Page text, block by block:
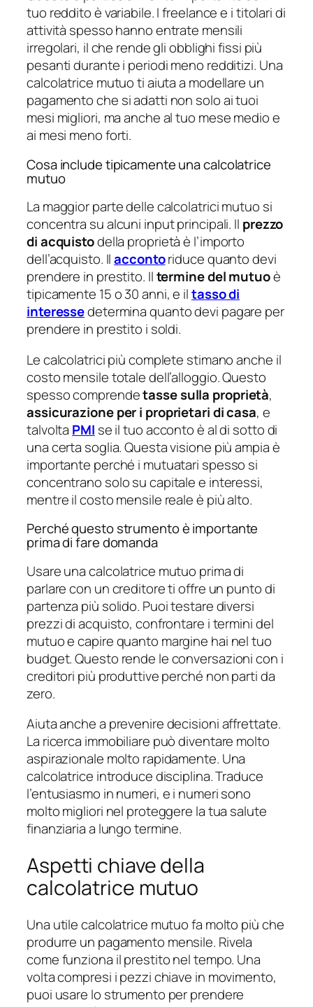
tuo reddito è variabile. I freelance e i titolari di
attività spesso hanno entrate mensili
irregolari, il che rende gli obblighi fissi più
pesanti durante i periodi meno redditizi. Una
calcolatrice mutuo ti aiuta a modellare un
pagamento che si adatti non solo ai tuoi
mesi migliori, ma anche al tuo mese medio e
ai mesi meno forti.
Cosa include tipicamente una calcolatrice
mutuo
La maggior parte delle calcolatrici mutuo si
concentra su alcuni input principali. Il prezzo
di acquistodella proprietà è l’importo
dell’acquisto. Ilaccontoriduce quanto devi
prendere in prestito. Iltermine del mutuoè
tipicamente 15 o 30 anni, e iltasso di
interessedetermina quanto devi pagare per
prendere in prestito i soldi.
Le calcolatrici più complete stimano anche il
costo mensile totale dell’alloggio. Questo
spesso comprendetasse sulla proprietà,
assicurazione per i proprietari di casa, e
talvolta PMI se il tuo acconto è al di sotto di
una certa soglia. Questa visione più ampia è
importante perché i mutuatari spesso si
concentrano solo su capitale e interessi,
mentre il costo mensile reale è più alto.
Perché questo strumento è importante
prima di fare domanda
Usare una calcolatrice mutuo prima di
parlare con un creditore ti offre un punto di
partenza più solido. Puoi testare diversi
prezzi di acquisto, confrontare i termini del
mutuo e capire quanto margine hai nel tuo
budget. Questo rende le conversazioni con i
creditori più produttive perché non parti da
zero.
Aiuta anche a prevenire decisioni affrettate.
La ricerca immobiliare può diventare molto
aspirazionale molto rapidamente. Una
calcolatrice introduce disciplina. Traduce
l’entusiasmo in numeri, e i numeri sono
molto migliori nel proteggere la tua salute
finanziaria a lungo termine.
Aspetti chiave della
calcolatrice mutuo
Una utile calcolatrice mutuo fa molto più che
produrre un pagamento mensile. Rivela
come funziona il prestito nel tempo. Una
volta compresi i pezzi chiave in movimento,
puoi usare lo strumento per prendere